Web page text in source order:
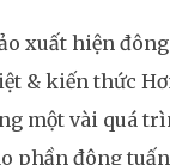
xuất hiện đông
& kiến thức
một vài quá
phần đông tuấn